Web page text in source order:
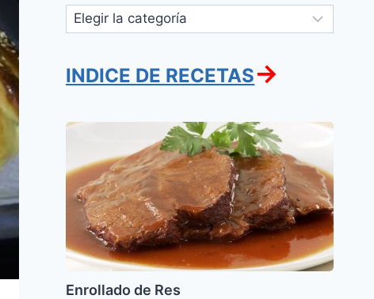
Categorías
INDICE DE RECETAS→
Enrollado
Res
Enrollado de Res